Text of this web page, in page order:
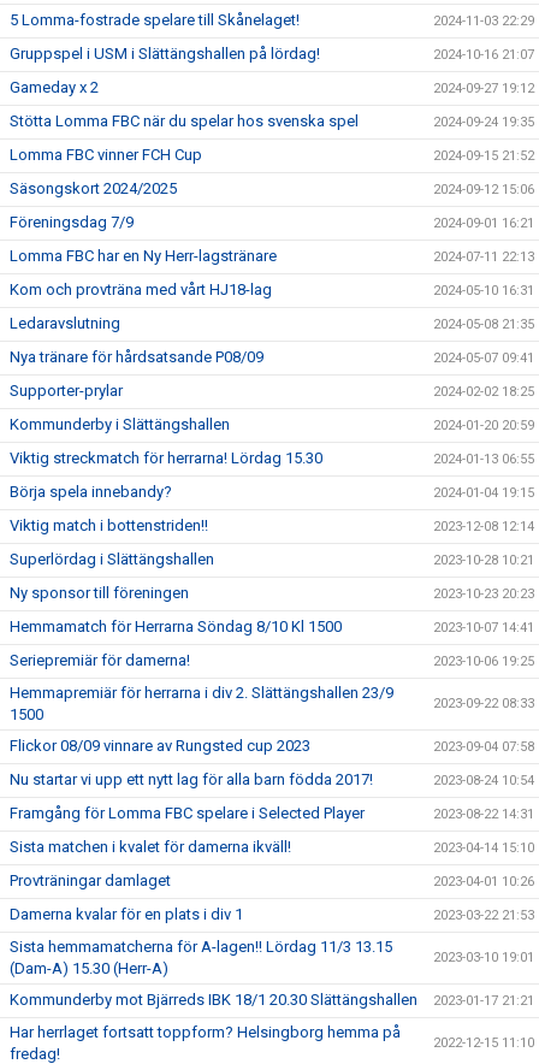
5 Lomma-fostrade spelare till Skånelaget! 2024-11-03 22:29
Gruppspel i USM i Slättängshallen på lördag! 2024-10-16 21:07
Gameday x 2 2024-09-27 19:12
Stötta Lomma FBC när du spelar hos svenska spel 2024-09-24 19:35
Lomma FBC vinner FCH Cup 2024-09-15 21:52
Säsongskort 2024/2025 2024-09-12 15:06
Föreningsdag 7/9 2024-09-01 16:21
Lomma FBC har en Ny Herr-lagstränare 2024-07-11 22:13
Kom och provträna med vårt HJ18-lag 2024-05-10 16:31
Ledaravslutning 2024-05-08 21:35
Nya tränare för hårdsatsande P08/09 2024-05-07 09:41
Supporter-prylar 2024-02-02 18:25
Kommunderby i Slättängshallen 2024-01-20 20:59
Viktig streckmatch för herrarna! Lördag 15.30 2024-01-13 06:55
Börja spela innebandy? 2024-01-04 19:15
Viktig match i bottenstriden!! 2023-12-08 12:14
Superlördag i Slättängshallen 2023-10-28 10:21
Ny sponsor till föreningen 2023-10-23 20:23
Hemmamatch för Herrarna Söndag 8/10 Kl 1500 2023-10-07 14:41
Seriepremiär för damerna! 2023-10-06 19:25
Hemmapremiär för herrarna i div 2. Slättängshallen 23/9
1500
2023-09-22 08:33
Flickor 08/09 vinnare av Rungsted cup 2023 2023-09-04 07:58
Nu startar vi upp ett nytt lag för alla barn födda 2017! 2023-08-24 10:54
Framgång för Lomma FBC spelare i Selected Player 2023-08-22 14:31
Sista matchen i kvalet för damerna ikväll! 2023-04-14 15:10
Provträningar damlaget 2023-04-01 10:26
Damerna kvalar för en plats i div 1 2023-03-22 21:53
Sista hemmamatcherna för A-lagen!! Lördag 11/3 13.15
(Dam-A) 15.30 (Herr-A)
2023-03-10 19:01
Kommunderby mot Bjärreds IBK 18/1 20.30 Slättängshallen 2023-01-17 21:21
Har herrlaget fortsatt toppform? Helsingborg hemma på
fredag!
2022-12-15 11:10